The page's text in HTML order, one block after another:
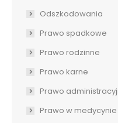
Odszkodowania
Prawo spadkowe
Prawo rodzinne
Prawo karne
Prawo
Prawo w